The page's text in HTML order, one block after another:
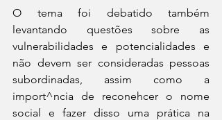
O tema foi debatido também
levantando questões sobre as
vulnerabilidades e potencialidades e
não devem ser consideradas pessoas
subordinadas, assim como a
import^ncia de reconehcer o nome
social e fazer disso uma prática na